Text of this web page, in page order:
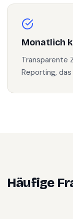
Monatlich
Transparente
Reporting,
Häufige